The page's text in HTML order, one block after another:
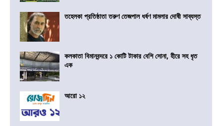
তহেলকা প্রতিষ্ঠাতা তরুণ তেজপাল ধর্ষণ মামলার দোষী সাব্যস্ত
কলকাতা বিমানবন্দরে ১ কোটি টাকার বেশি সোনা, হীরে সহ ধৃত
এক
আরো ১২